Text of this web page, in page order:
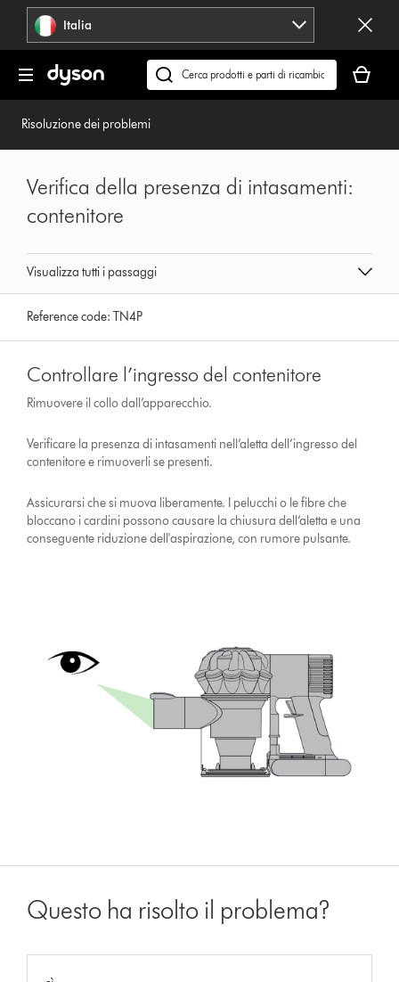
navigazione Italia
Cerca
su
carrello
è
Risoluzione dei problemi
Visualizza tutti i passaggi
Verifica della presenza di intasamenti:
contenitore
Reference code:TN4P
Controllare l’ingresso del contenitore
Rimuovere il collo dall’apparecchio.
Verificare la presenza di intasamenti nell’aletta dell’ingresso del
contenitore e rimuoverli se presenti.
Assicurarsi che si muova liberamente. I pelucchi o le fibre che
bloccano i cardini possono causare la chiusura dell’aletta e una
conseguente riduzione dell'aspirazione, con rumore pulsante.
Questo ha risolto il problema?